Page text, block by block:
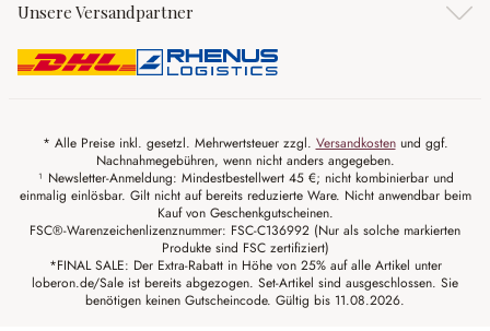
Unsere Versandpartner
* Alle Preise inkl. gesetzl. Mehrwertsteuer zzgl. Versandkostenund ggf.
Nachnahmegebühren, wenn nicht anders angegeben.
¹ Newsletter-Anmeldung: Mindestbestellwert 45 €; nicht kombinierbar und
einmalig einlösbar. Gilt nicht auf bereits reduzierte Ware. Nicht anwendbar beim
Kauf von Geschenkgutscheinen.
FSC®-Warenzeichenlizenznummer: FSC-C136992 (Nur als solche markierten
Produkte sind FSC zertifiziert)
*FINAL SALE: Der Extra-Rabatt in Höhe von 25% auf alle Artikel unter
loberon.de/Sale ist bereits abgezogen. Set-Artikel sind ausgeschlossen. Sie
benötigen keinen Gutscheincode. Gültig bis 11.08.2026.